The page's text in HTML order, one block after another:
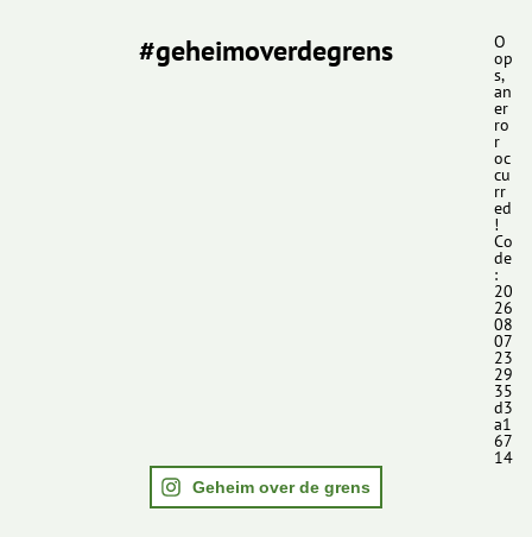
#geheimoverdegrens O
op
s,
an
er
ro
r
oc
cu
rr
ed
!
Co
de
:
20
26
08
07
23
29
35
d3
a1
67
14
Geheim over de grens